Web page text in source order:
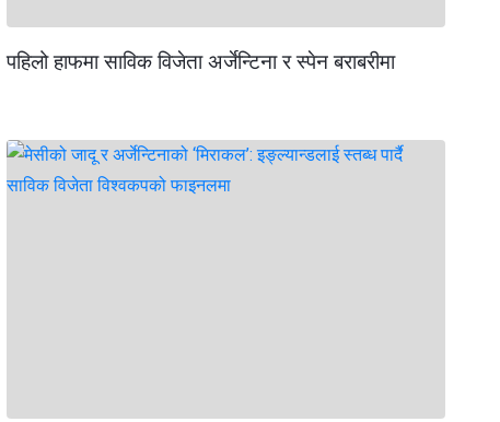
पहिलो हाफमा साविक विजेता अर्जेन्टिना र स्पेन बराबरीमा